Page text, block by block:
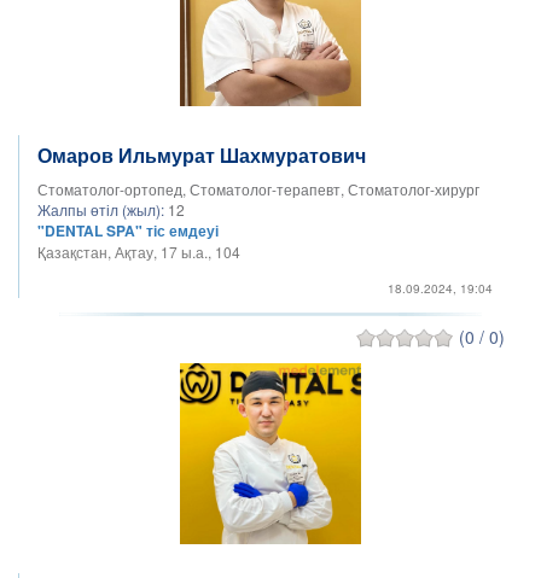
Омаров Ильмурат Шахмуратович
Стоматолог-ортопед, Стоматолог-терапевт, Стоматолог-хирург
Жалпы өтіл (жыл): 12
"DENTAL SPA" тіс емдеуі
Қазақстан, Ақтау, 17 ы.а., 104
18.09.2024, 19:04
(0 / 0)